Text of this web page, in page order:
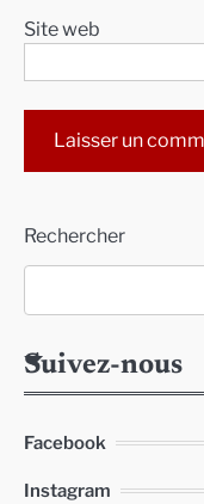
Site web
Rechercher
Suivez-nous
Facebook
Instagram